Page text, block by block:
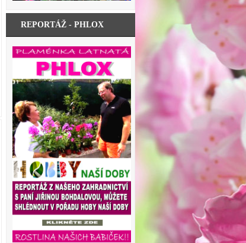
REPORTÁŽ - PHLOX